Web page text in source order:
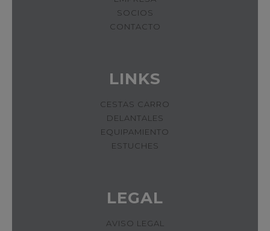
SOCIOS
CONTACTO
LINKS
CESTAS CARRO
DELANTALES
EQUIPAMIENTO
ESTUCHES
LEGAL
AVISO LEGAL